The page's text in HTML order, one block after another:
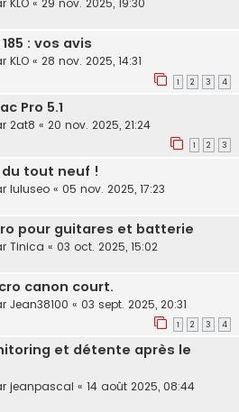
KLO « 29 nov. 2025, 19:30
: vos avis
KLO « 28 nov. 2025, 14:31
1 2 3 4
Pro 5.1
2at8 « 20 nov. 2025, 21:24
1 2 3
du tout neuf !
luluseo « 05 nov. 2025, 17:23
pour guitares et batterie
Tinica « 03 oct. 2025, 15:02
canon court.
Jean38100 « 03 sept. 2025, 20:31
1 2 3 4
et détente après le
jeanpascal « 14 août 2025, 08:44